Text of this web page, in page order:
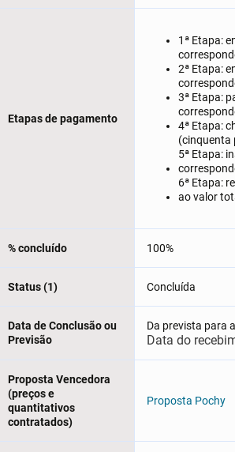
Etapas de pagamento
1ª Etapa:
2ª Etapa:
3ª Etapa:
4ª Etapa:
(cinquenta
5ª Etapa:
6ª Etapa:
ao valor
% concluído 100%
Status (1) Concluída
Data de Conclusão ou
Previsão
Da prevista para
Data do
Proposta Vencedora
(preços e
quantitativos
contratados)
Proposta Pochy